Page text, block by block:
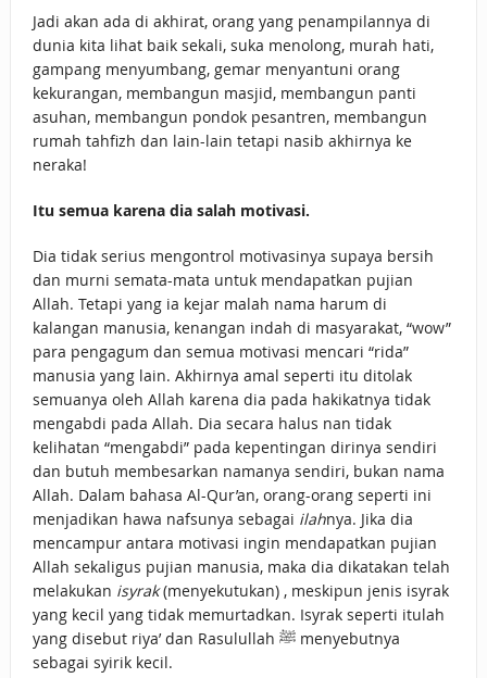
Jadi akan ada di akhirat, orang yang penampilannya di
dunia kita lihat baik sekali, suka menolong, murah hati,
gampang menyumbang, gemar menyantuni orang
kekurangan, membangun masjid, membangun panti
asuhan, membangun pondok pesantren, membangun
rumah tahfizh dan lain-lain tetapi nasib akhirnya ke
neraka!
Itu semua karena dia salah motivasi.
Dia tidak serius mengontrol motivasinya supaya bersih
dan murni semata-mata untuk mendapatkan pujian
Allah. Tetapi yang ia kejar malah nama harum di
kalangan manusia, kenangan indah di masyarakat, “wow”
para pengagum dan semua motivasi mencari “rida”
manusia yang lain. Akhirnya amal seperti itu ditolak
semuanya oleh Allah karena dia pada hakikatnya tidak
mengabdi pada Allah. Dia secara halus nan tidak
kelihatan “mengabdi” pada kepentingan dirinya sendiri
dan butuh membesarkan namanya sendiri, bukan nama
Allah. Dalam bahasa Al-Qur’an, orang-orang seperti ini
menjadikan hawa nafsunya sebagai ilahnya. Jika dia
mencampur antara motivasi ingin mendapatkan pujian
Allah sekaligus pujian manusia, maka dia dikatakan telah
melakukan isyrak(menyekutukan) , meskipun jenis isyrak
yang kecil yang tidak memurtadkan. Isyrak seperti itulah
yang disebut riya’ dan Rasulullah ﷺ menyebutnya
sebagai syirik kecil.